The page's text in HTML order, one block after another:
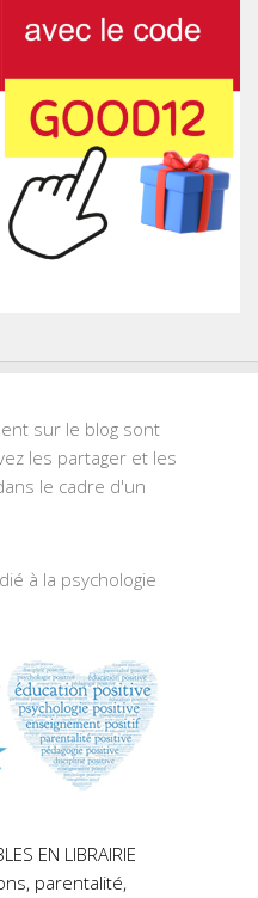
sur le blog sont
les partager et les
le cadre d'un
à la psychologie
EN LIBRAIRIE
parentalité,